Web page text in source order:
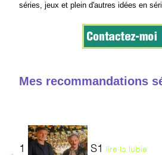
séries, jeux et plein d'autres idées en
Mes recommandations
1 S1 lire la lubie